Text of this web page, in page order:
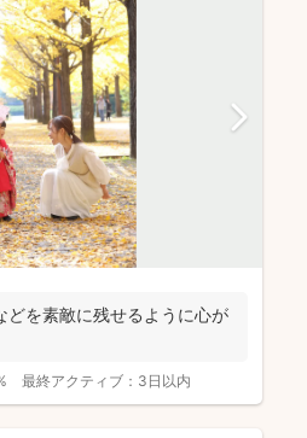
どを素敵に残せるように心が
最終アクティブ： 3日以内